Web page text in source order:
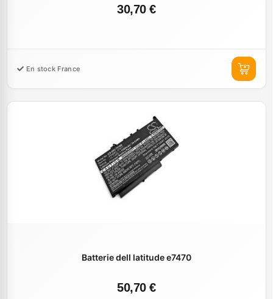
30,70 €
En stock France
Batterie dell latitude e7470
50,70 €